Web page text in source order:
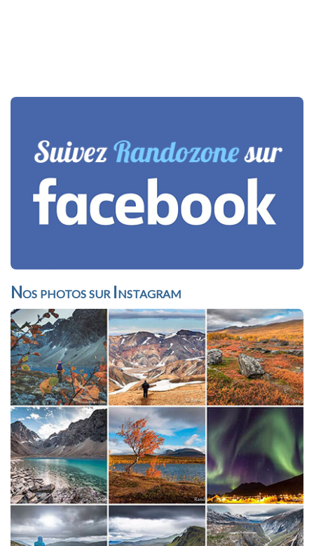
Nos photos sur Instagram